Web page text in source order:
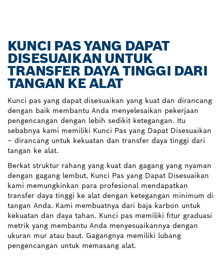
KUNCI PAS YANG DAPAT
DISESUAIKAN UNTUK
TRANSFER DAYA TINGGI DARI
TANGAN KE ALAT
Kunci pas yang dapat disesuaikan yang kuat dan dirancang
dengan baik membantu Anda menyelesaikan pekerjaan
pengencangan dengan lebih sedikit ketegangan. Itu
sebabnya kami memiliki Kunci Pas yang Dapat Disesuaikan
– dirancang untuk kekuatan dan transfer daya tinggi dari
tangan ke alat.
Berkat struktur rahang yang kuat dan gagang yang nyaman
dengan gagang lembut, Kunci Pas yang Dapat Disesuaikan
kami memungkinkan para profesional mendapatkan
transfer daya tinggi ke alat dengan ketegangan minimum di
tangan Anda. Kami membuatnya dari baja karbon untuk
kekuatan dan daya tahan. Kunci pas memiliki fitur graduasi
metrik yang membantu Anda menyesuaikannya dengan
ukuran mur atau baut. Gagangnya memiliki lubang
pengencangan untuk memasang alat.